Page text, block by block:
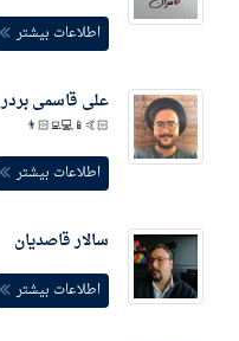
اطلاعات بیشتر
علی قاسمی بردر
🤙🏻📱💻👨🏻‍💻
اطلاعات بیشتر
سالار قاصدیان
اطلاعات بیشتر